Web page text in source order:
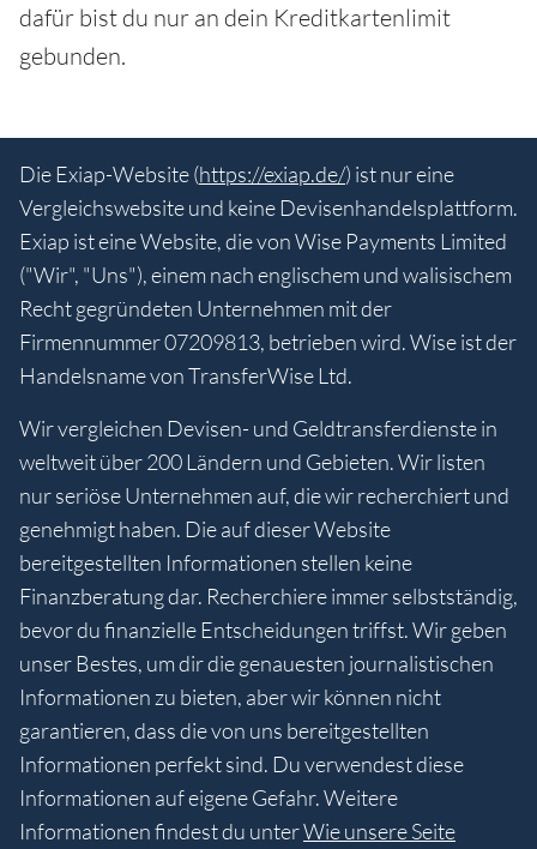
dafür bist du nur an dein Kreditkartenlimit
gebunden.
Die Exiap-Website (https://exiap.de/) ist nur eine
Vergleichswebsite und keine Devisenhandelsplattform.
Exiap ist eine Website, die von Wise Payments Limited
("Wir", "Uns"), einem nach englischem und walisischem
Recht gegründeten Unternehmen mit der
Firmennummer 07209813, betrieben wird. Wise ist der
Handelsname von TransferWise Ltd.
Wir vergleichen Devisen- und Geldtransferdienste in
weltweit über 200 Ländern und Gebieten. Wir listen
nur seriöse Unternehmen auf, die wir recherchiert und
genehmigt haben. Die auf dieser Website
bereitgestellten Informationen stellen keine
Finanzberatung dar. Recherchiere immer selbstständig,
bevor du finanzielle Entscheidungen triffst. Wir geben
unser Bestes, um dir die genauesten journalistischen
Informationen zu bieten, aber wir können nicht
garantieren, dass die von uns bereitgestellten
Informationen perfekt sind. Du verwendest diese
Informationen auf eigene Gefahr. Weitere
Informationen findest du unterWie unsere Seite